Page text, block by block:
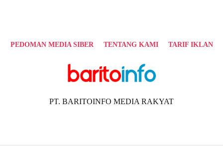
PEDOMAN MEDIA SIBER TENTANG KAMI TARIF IKLAN
PT. BARITOINFO MEDIA RAKYAT